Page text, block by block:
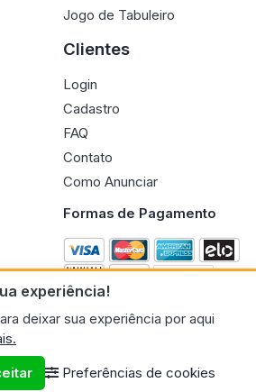
experiência!
deixar sua experiência por aqui
Preferências de cookies
Jogo de Tabuleiro
Clientes
Login
Cadastro
FAQ
Contato
Como Anunciar
Formas de Pagamento